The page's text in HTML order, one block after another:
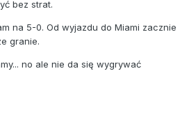
bez strat.
na 5-0. Od wyjazdu do Miami zacznie
granie.
no ale nie da się wygrywać